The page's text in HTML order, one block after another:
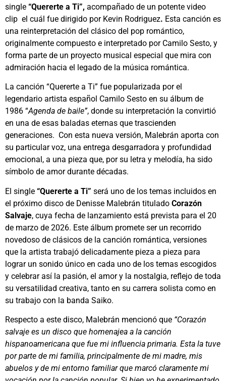
single “Quererte a Ti”, acompañado de un potente video
clip el cuál fue dirigido por Kevin Rodriguez. Esta canción es
una reinterpretación del clásico del pop romántico,
originalmente compuesto e interpretado por Camilo Sesto, y
forma parte de un proyecto musical especial que mira con
admiración hacia el legado de la música romántica.
La canción “Quererte a Ti” fue popularizada por el
legendario artista español Camilo Sesto en su álbum de
1986 “Agenda de baile”, donde su interpretación la convirtió
en una de esas baladas eternas que trascienden
generaciones. Con esta nueva versión, Malebrán aporta con
su particular voz, una entrega desgarradora y profundidad
emocional, a una pieza que, por su letra y melodía, ha sido
símbolo de amor durante décadas.
El single “Quererte a Ti” será uno de los temas incluidos en
el próximo disco de Denisse Malebrán titulado Corazón
Salvaje, cuya fecha de lanzamiento está prevista para el 20
de marzo de 2026. Este álbum promete ser un recorrido
novedoso de clásicos de la canción romántica, versiones
que la artista trabajó delicadamente pieza a pieza para
lograr un sonido único en cada uno de los temas escogidos
y celebrar así la pasión, el amor y la nostalgia, reflejo de toda
su versatilidad creativa, tanto en su carrera solista como en
su trabajo con la banda Saiko.
Respecto a este disco, Malebrán mencionó que “Corazón
salvaje es un disco que homenajea a la canción
hispanoamericana que fue mi influencia primaria. Esta la tuve
por parte de mi familia, principalmente de mi madre, mis
abuelos y de mi entorno familiar que marcó claramente mi